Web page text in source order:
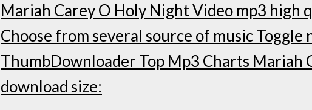
Mariah Carey O Holy Night Video mp3 high
Choose from several source of music Toggle
ThumbDownloader Top Mp3 Charts Mariah
download size: